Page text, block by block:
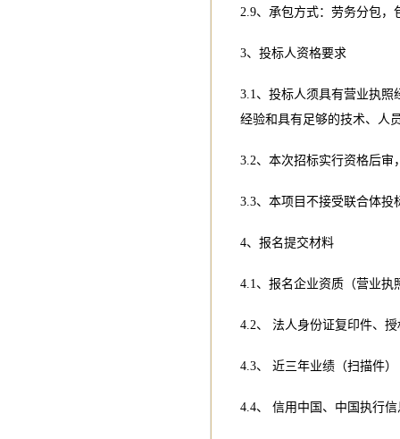
2.9、承包方式：劳务分包，
3、投标人资格要求
3.1、投标人须具有营业执
经验和具有足够的技术、人
3.2、本次招标实行资格后
3.3、本项目不接受联合体投
4、报名提交材料
4.1、报名企业资质（营业执
4.2、 法人身份证复印件、
4.3、 近三年业绩（扫描件）
4.4、 信用中国、中国执行